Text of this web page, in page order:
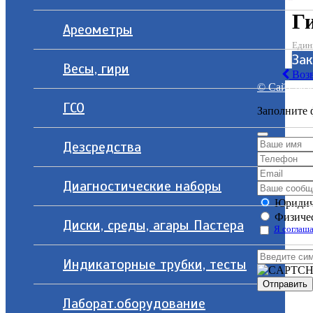
Ареометры
Весы, гири
ГСО
Дезсредства
Диагностические наборы
Диски, среды, агары Пастера
Индикаторные трубки, тесты
Лаборат.оборудование
© Сайт
Заполните
Я